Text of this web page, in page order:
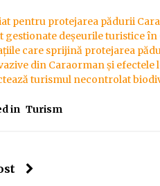
pentru protejarea pădurii
gestionate deșeurile turistice
care sprijină protejarea
din Caraorman și efectele
turismul necontrolat
in Turism